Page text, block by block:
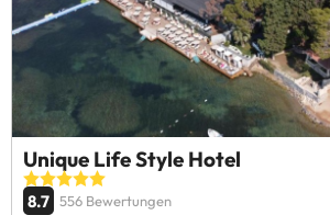
Unique Life Style Hotel
8.7 556 Bewertungen